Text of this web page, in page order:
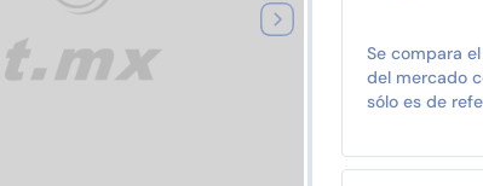
Se compara
del mercado
sólo es de